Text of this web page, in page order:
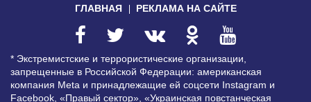
ГЛАВНАЯ РЕКЛАМА НА САЙТЕ
* Экстремистские и террористические организации,
запрещенные в Российской Федерации: американская
компания Meta и принадлежащие ей соцсети Instagram и
Facebook, «Правый сектор», «Украинская повстанческая